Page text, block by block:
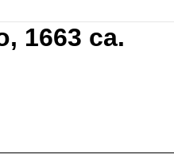
1663 ca.